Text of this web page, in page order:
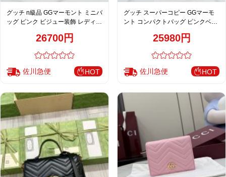
グッチ n級品 GGマーモント ミニバ
ッグ ピンク ビジュー装飾 レディー
26700円
佐川急便 HOT
グッチ スーパーコピー GGマーモ
ント コンパクトバッグ ピンクベー
ダー 83728025980円
佐川急便 HOT